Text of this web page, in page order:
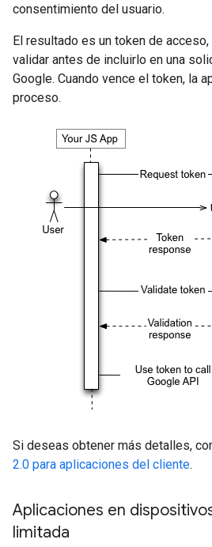
consentimiento del usuario.
El resultado es un token de
validar antes de incluirlo en una
Google. Cuando vence el token, la
proceso.
Si deseas obtener más detalles,
2.0 para aplicaciones del cliente.
Aplicaciones en
limitada